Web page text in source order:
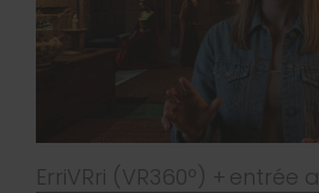
ErriVRri (VR360º) + entrée